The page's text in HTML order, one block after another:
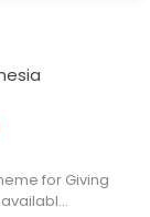
for Giving